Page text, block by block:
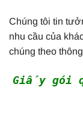
Chúng tôi tin
nhu cầu của
chúng theo
Giấy gói